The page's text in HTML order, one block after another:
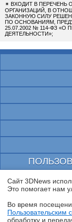
✴ ВХОДИТ В
ОРГАНИЗАЦИЙ, В
ЗАКОННУЮ СИЛУ
ПО ОСНОВАНИЯМ,
25.07.2002 № 114-ФЗ
ДЕЯТЕЛЬНОСТИ»;
© 1997—2026
выдано Федеральной
массовых
Сайт 3DNews
Это помогает нам
Во время
Пользовательским
обработку и